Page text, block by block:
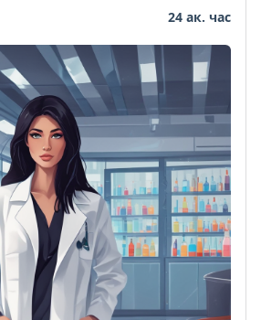
24 ак. час